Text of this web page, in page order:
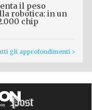
il peso
robotica: in un
chip
gli approfondimenti >